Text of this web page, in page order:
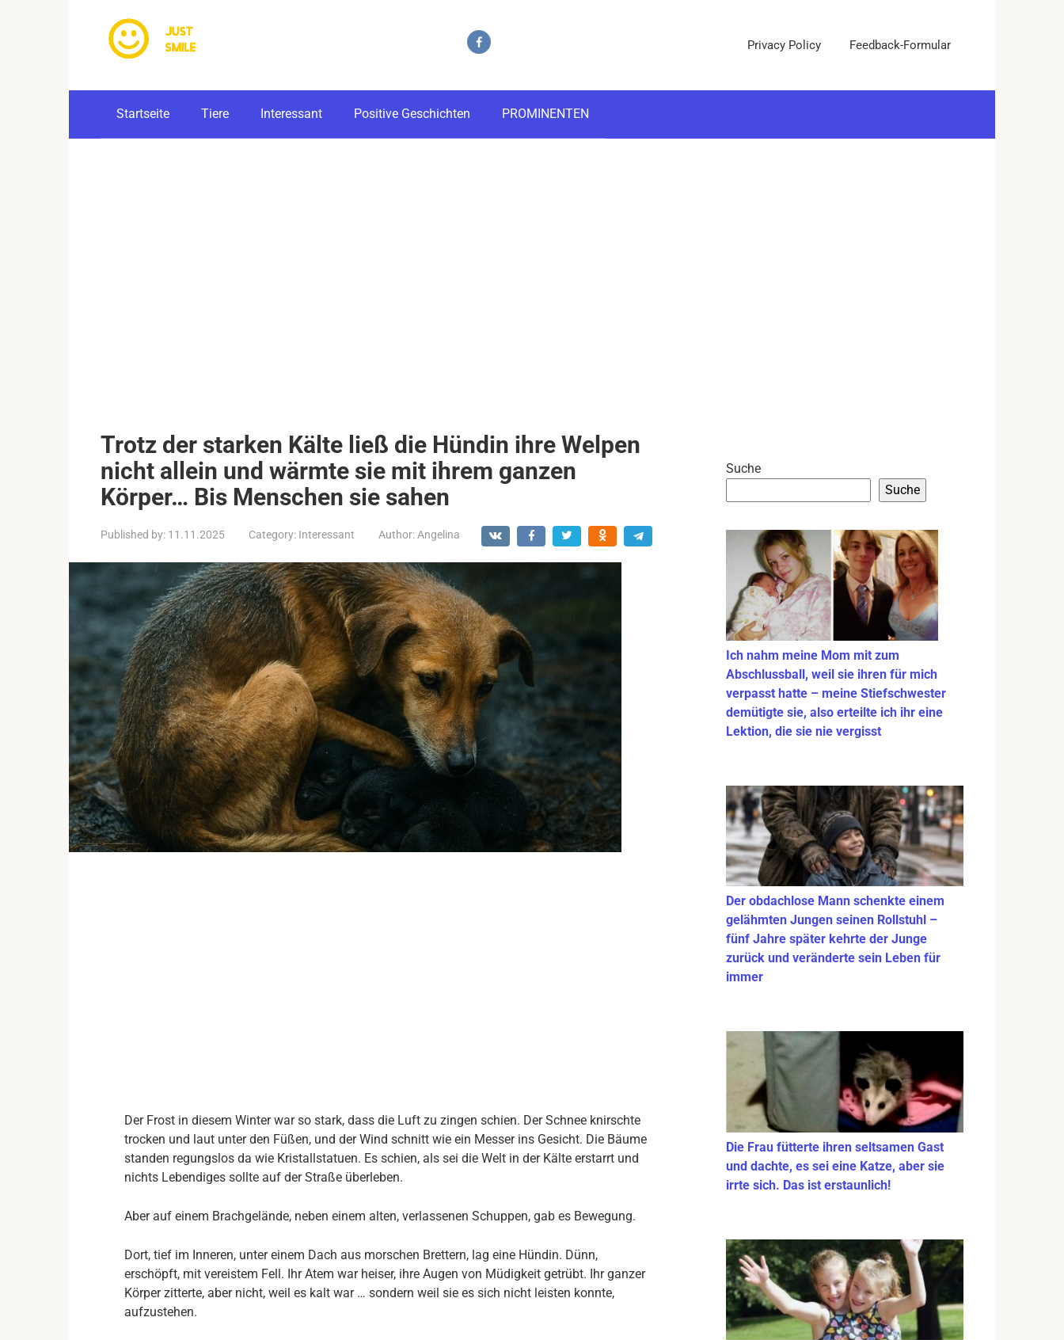
Privacy Policy Feedback-Formular
Startseite Tiere Interessant Positive Geschichten PROMINENTEN
Trotz der starken Kälte ließ die Hündin ihre Welpen
nicht allein und wärmte sie mit ihrem ganzen
Körper… Bis Menschen sie sahen
Published by: 11.11.2025 Category: Interessant Author: Angelina
Der Frost in diesem Winter war so stark, dass die Luft zu zingen schien. Der Schnee knirschte
trocken und laut unter den Füßen, und der Wind schnitt wie ein Messer ins Gesicht. Die Bäume
standen regungslos da wie Kristallstatuen. Es schien, als sei die Welt in der Kälte erstarrt und
nichts Lebendiges sollte auf der Straße überleben.
Aber auf einem Brachgelände, neben einem alten, verlassenen Schuppen, gab es Bewegung.
Dort, tief im Inneren, unter einem Dach aus morschen Brettern, lag eine Hündin. Dünn,
erschöpft, mit vereistem Fell. Ihr Atem war heiser, ihre Augen von Müdigkeit getrübt. Ihr ganzer
Körper zitterte, aber nicht, weil es kalt war … sondern weil sie es sich nicht leisten konnte,
aufzustehen.
Suche
Suche
Ich nahm meine Mom mit zum
Abschlussball, weil sie ihren für mich
verpasst hatte – meine Stiefschwester
demütigte sie, also erteilte ich ihr eine
Lektion, die sie nie vergisst
Der obdachlose Mann schenkte einem
gelähmten Jungen seinen Rollstuhl –
fünf Jahre später kehrte der Junge
zurück und veränderte sein Leben für
immer
Die Frau fütterte ihren seltsamen Gast
und dachte, es sei eine Katze, aber sie
irrte sich. Das ist erstaunlich!